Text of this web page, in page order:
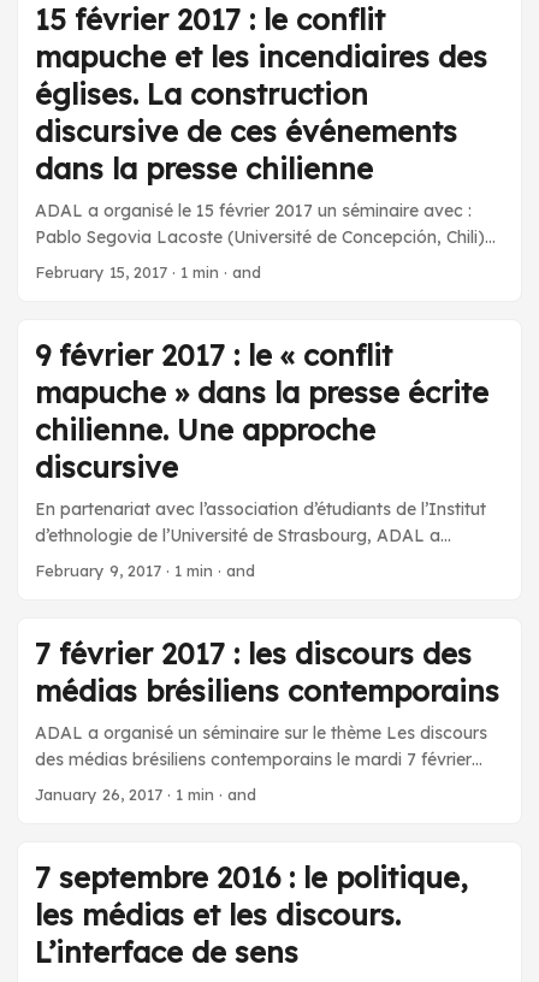
15 février 2017 : le conflit
mapuche et les incendiaires des
églises. La construction
discursive de ces événements
dans la presse chilienne
ADAL a organisé le 15 février 2017 un séminaire avec :
Pablo Segovia Lacoste (Université de Concepción, Chili)
pour une conférence sur le thème Le conflit mapuche et
approche discursive Résumé de l’intervention : Ce travail
analyse la construction discursive des événements du
conflit mapuche et les incendiaires des églises dans la
presse chilienne dans le cadre d’une perspective française
d’analyse du discours. Dans un premier temps, on étudie
l’origine historique de ce qu’on appelle le conflit mapuche
et les incendiaires des églises. Ensuite, on revient sur la
construction discursive de ces événements et leurs
représentation que la presse donne des différents
Tercera, entre mars 2014 et janvier 2017. ...
February 15, 2017 · 1 min · and
9 février 2017 : le « conflit
mapuche » dans la presse écrite
chilienne. Une approche
discursive
En partenariat avec l’association d’étudiants de l’Institut
d’ethnologie de l’Université de Strasbourg, ADAL a
organisé le 9 février 2017 une conférence avec : Pablo
approche discursive. Résumé. Affiche de l’événement
February 9, 2017 · 1 min · and
7 février 2017 : les discours des
médias brésiliens contemporains
ADAL a organisé un séminaire sur le thème Les discours
des médias brésiliens contemporains le mardi 7 février
2017, à l’Institut des Amériques. Intervenant-e-s : Carlos
Denise Leppos (Universidade Federal de São Carlos) : Les
répercutions médiatiques de la censure pendant la
Dictature militaire au Brésil Diane Paludetto (Universidade
Federal de São Carlos) : Les discours des médias
January 26, 2017 · 1 min · and
7 septembre 2016 : le politique,
les médias et les discours.
L’interface de sens